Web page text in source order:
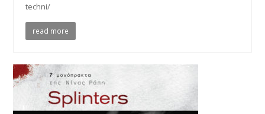
techni/
read more